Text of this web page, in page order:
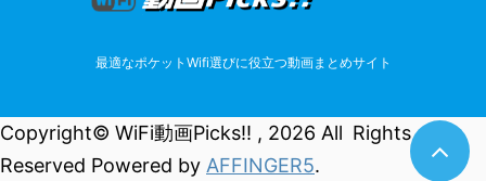
最適なポケットWifi選びに役立つ動画まとめサイト
Copyright© WiFi動画Picks!! , 2026 All Rights
Reserved Powered by AFFINGER5.